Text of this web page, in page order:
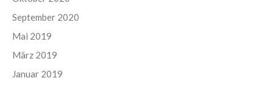
September 2020
Mai 2019
März 2019
Januar 2019